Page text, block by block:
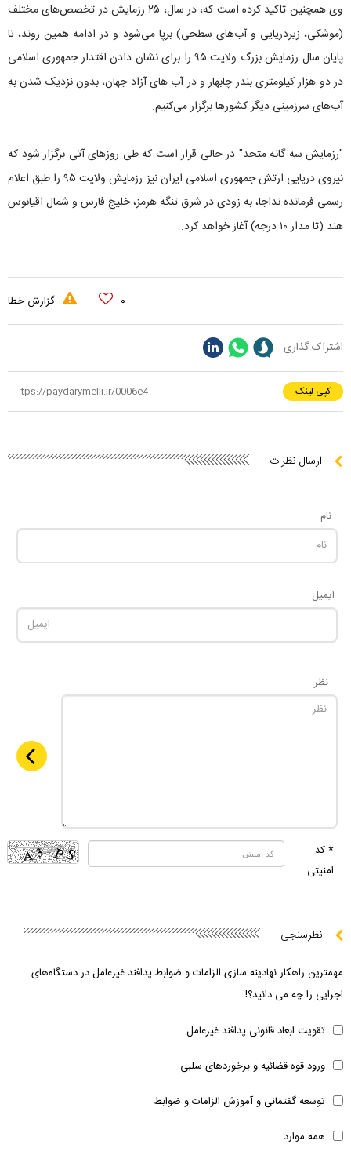
وی همچنین تاکید کرده است که، در سال، ۲۵ رزمایش در تخصص‌های مختلف
(موشکی، زیردریایی و آب‌های سطحی) برپا می‌شود و در ادامه همین روند، تا
پایان سال رزمایش بزرگ ولایت ۹۵ را برای نشان دادن اقتدار جمهوری اسلامی
در دو هزار کیلومتری بندر چابهار و در آب های آزاد جهان، بدون نزدیک شدن به
آب‌های سرزمینی دیگر کشورها برگزار می‌کنیم.
"رزمایش سه گانه متحد" در حالی قرار است که طی روزهای آتی برگزار شود که
نیروی دریایی ارتش جمهوری اسلامی ایران نیز رزمایش ولایت ۹۵ را طبق اعلام
رسمی فرمانده نداجا، به زودی در شرق تنگه هرمز، خلیج فارس و شمال اقیانوس
هند (تا مدار ۱۰ درجه) آغاز خواهد کرد.
۰ گزارش خطا
اشتراک گذاری
کپی لینک
ارسال نظرات
نام
ایمیل
نظر
* کد
امنیتی
نظرسنجی
مهمترین راهکار نهادینه سازی الزامات و ضوابط پدافند غیرعامل در دستگاه‌های
اجرایی را چه می دانید؟!
تقویت ابعاد قانونی پدافند غیرعامل
ورود قوه قضائیه و برخوردهای سلبی
توسعه گفتمانی و آموزش الزامات و ضوابط
همه موارد